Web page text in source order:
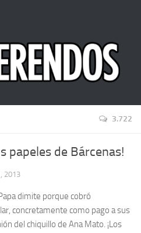
3.722
papeles de Bárcenas!
2013
dimite porque cobró
concretamente como pago a sus
del chiquillo de Ana Mato. ¡Los